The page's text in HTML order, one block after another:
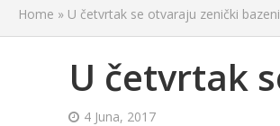
Home » U četvrtak se otvaraju zenički bazeni
U četvrtak
4 Juna, 2017